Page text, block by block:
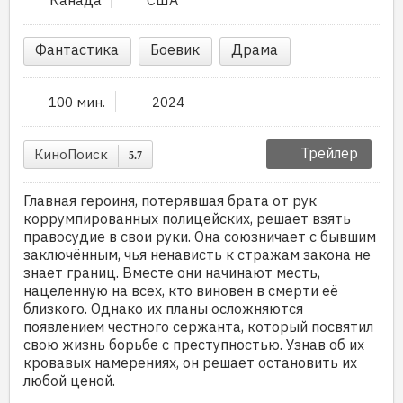
Фантастика Боевик Драма
100 мин. 2024
КиноПоиск 5.7 Трейлер
Главная героиня, потерявшая брата от рук
коррумпированных полицейских, решает взять
правосудие в свои руки. Она союзничает с бывшим
заключённым, чья ненависть к стражам закона не
знает границ. Вместе они начинают месть,
нацеленную на всех, кто виновен в смерти её
близкого. Однако их планы осложняются
появлением честного сержанта, который посвятил
свою жизнь борьбе с преступностью. Узнав об их
кровавых намерениях, он решает остановить их
любой ценой.